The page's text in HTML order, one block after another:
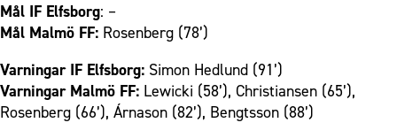
Mål IF Elfsborg: –
Mål Malmö FF: Rosenberg (78’)
Varningar IF Elfsborg: Simon Hedlund (91’)
Varningar Malmö FF: Lewicki (58’), Christiansen (65’),
Rosenberg (66’), Árnason (82’), Bengtsson (88’)